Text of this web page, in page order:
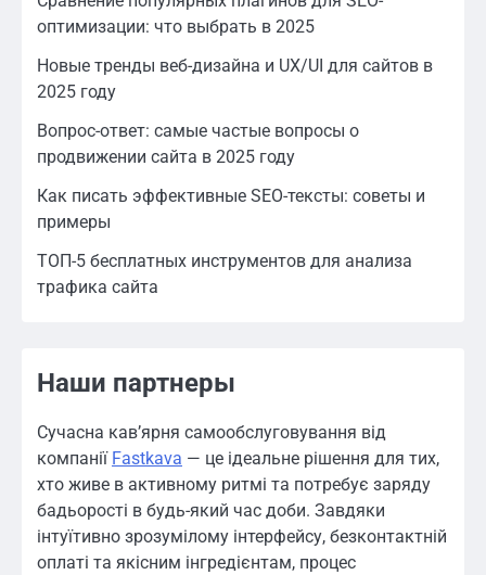
оптимизации: что выбрать в 2025
Новые тренды веб-дизайна и UX/UI для сайтов в
2025 году
Вопрос-ответ: самые частые вопросы о
продвижении сайта в 2025 году
Как писать эффективные SEO-тексты: советы и
примеры
ТОП-5 бесплатных инструментов для анализа
трафика сайта
Наши партнеры
Сучасна кав’ярня самообслуговування від
компанії Fastkava — це ідеальне рішення для тих,
хто живе в активному ритмі та потребує заряду
бадьорості в будь-який час доби. Завдяки
інтуїтивно зрозумілому інтерфейсу, безконтактній
оплаті та якісним інгредієнтам, процес